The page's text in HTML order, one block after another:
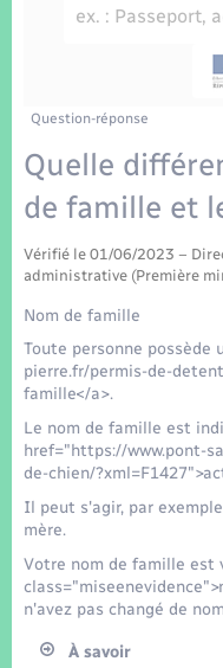
Etat-civil -
Parrainage civil
Recensement
Loisirs
Nouvel habitant
Organisation
Sécurité -
Seniors
Transports
Transports
Travaux -
Plan interactif
Présentation de la
Patrimoine –
Publications
La Communauté
Question-réponse
Quelle
de famille et
Vérifié le 01/06/2023 –
administrative (Première
Nom de famille
Toute personne possède
pierre.fr/permis-de-
famille</a>.
Le nom de famille est
href="https://www.pont-
de-chien/
Il peut s'agir, par
mère.
Votre nom de famille est
n'avez pas changé de
À savoir